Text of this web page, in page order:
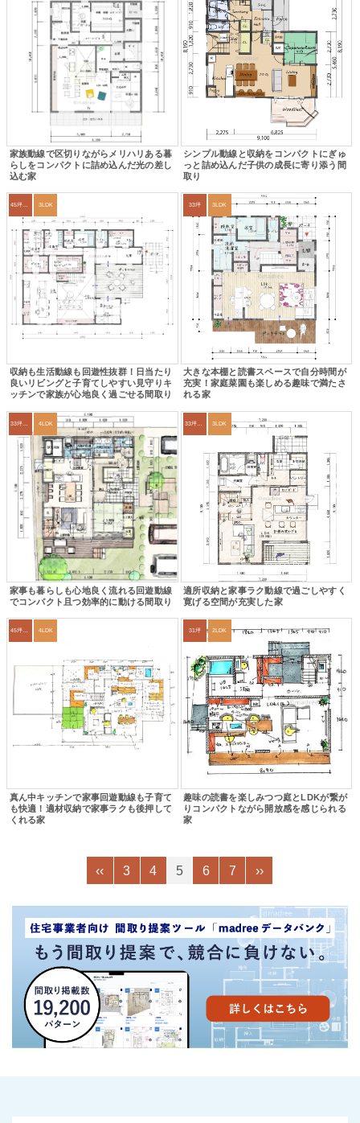
家族動線で区切りながらメリハリある暮
らしをコンパクトに詰め込んだ光の差し
込む家
シンプル動線と収納をコンパクトにぎゅ
っと詰め込んだ子供の成長に寄り添う間
取り
3LDK
収納も生活動線も回遊性抜群！日当たり
良いリビングと子育てしやすい見守りキ
ッチンで家族が心地良く過ごせる間取り
33坪 3LDK
大きな本棚と読書スペースで自分時間が
充実！家庭菜園も楽しめる趣味で満たさ
れる家
4LDK
家事も暮らしも心地良く流れる回遊動線
でコンパクト且つ効率的に動ける間取り
33坪～36坪 3LDK
適所収納と家事ラク動線で過ごしやすく
寛げる空間が充実した家
4LDK
真ん中キッチンで家事回遊動線も子育て
も快適！適材収納で家事ラクも後押して
くれる家
31坪 2LDK
趣味の読書を楽しみつつ庭とLDKが繋が
りコンパクトながら開放感を感じられる
家
‹‹ 3 4 5 6 7 ››